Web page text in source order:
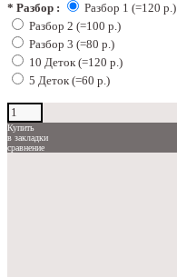
* Разбор :
Разбор 1 (=120 р.)
Разбор 2 (=100 р.)
Разбор 3 (=80 р.)
10 Деток (=120 р.)
5 Деток (=60 р.)
Купить
в закладки
сравнение